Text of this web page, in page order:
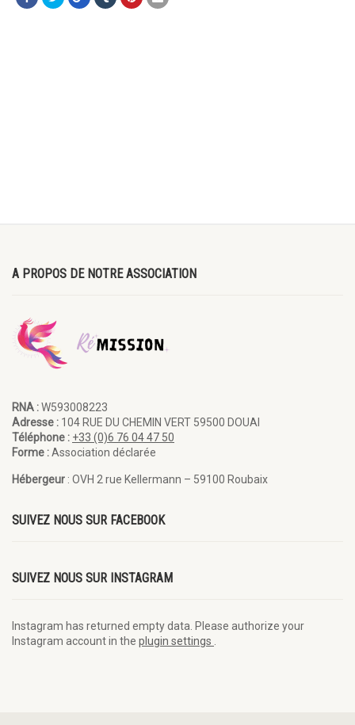
A PROPOS DE NOTRE ASSOCIATION
RNA :W593008223
Adresse : 104 RUE DU CHEMIN VERT 59500 DOUAI
Téléphone : +33 (0)6 76 04 47 50
Forme :Association déclarée
Hébergeur : OVH 2 rue Kellermann – 59100 Roubaix
SUIVEZ NOUS SUR FACEBOOK
SUIVEZ NOUS SUR INSTAGRAM
Instagram has returned empty data. Please authorize your
Instagram account in the plugin settings